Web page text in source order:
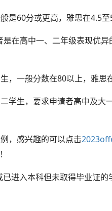
是60分或更高，雅思在4.5至
在高中一、二年级表现优
一般分数在80以上，雅思
学生，要求申请者高中及大
，感兴趣的可以点击
进入本科但未取得毕业证的